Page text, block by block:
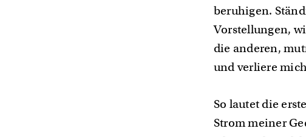
beruhigen.
Vorstellungen,
die anderen,
und verliere
So lautet die
Strom meiner